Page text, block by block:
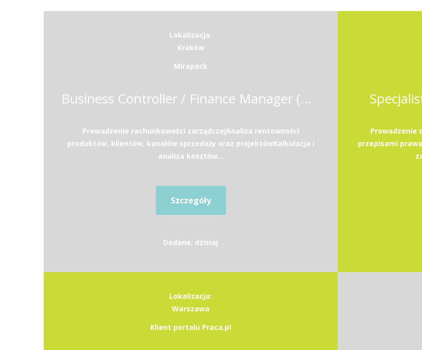
Lokalizacja:
Kraków
Mirapack
Business Controller / Finance Manager (Odoo ERP)
Prowadzenie rachunkowości zarządczejAnaliza rentowności
produktów, klientów, kanałów sprzedaży oraz projektówKalkulacja i
analiza kosztów...
Szczegóły
Dodane: dzisiaj
Prowadzenie
przepisami
Lokalizacja:
Warszawa
Klient portalu Praca.pl